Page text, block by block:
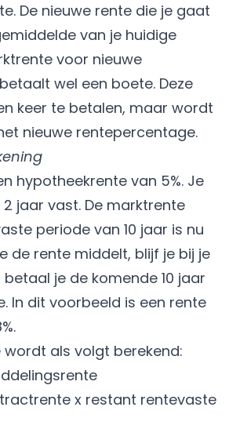
De nieuwe rente die je gaat
van je huidige
voor nieuwe
wel een boete. Deze
keer te betalen, maar wordt
nieuwe rentepercentage.
hypotheekrente van 5%. Je
jaar vast. De marktrente
periode van 10 jaar is nu
de rente middelt, blijf je bij je
je de komende 10 jaar
In dit voorbeeld is een rente
wordt als volgt berekend:
x restant rentevaste